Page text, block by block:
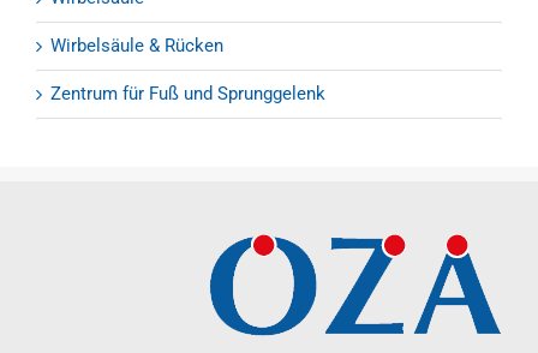
Wirbelsäule & Rücken
Zentrum für Fuß und Sprunggelenk